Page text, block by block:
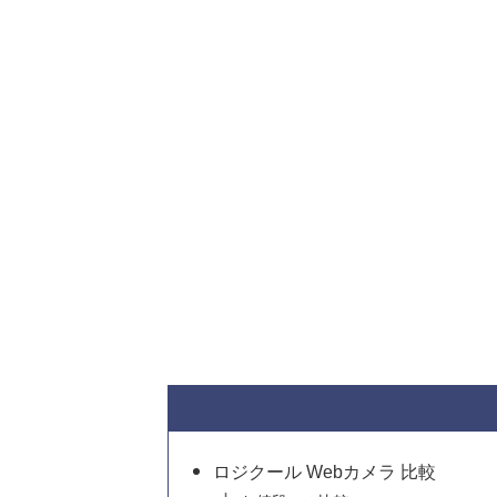
ロジクール Webカメラ 比較